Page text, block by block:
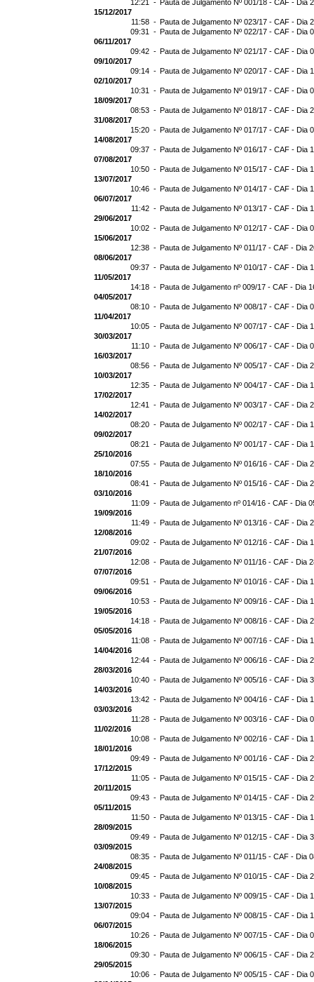
12:21 - Pauta de Julgamento Nº 001/18 - CAF - Dia
15/12/2017
11:58 - Pauta de Julgamento Nº 023/17 - CAF - Dia
09:31 - Pauta de Julgamento Nº 022/17 - CAF - Dia
06/11/2017
09:42 - Pauta de Julgamento Nº 021/17 - CAF - Dia
09/10/2017
09:14 - Pauta de Julgamento Nº 020/17 - CAF - Dia
02/10/2017
10:31 - Pauta de Julgamento Nº 019/17 - CAF - Dia
18/09/2017
08:53 - Pauta de Julgamento Nº 018/17 - CAF - Dia
31/08/2017
15:20 - Pauta de Julgamento Nº 017/17 - CAF - Dia
14/08/2017
09:37 - Pauta de Julgamento Nº 016/17 - CAF - Dia
07/08/2017
10:50 - Pauta de Julgamento Nº 015/17 - CAF - Dia
13/07/2017
10:46 - Pauta de Julgamento Nº 014/17 - CAF - Dia
06/07/2017
11:42 - Pauta de Julgamento Nº 013/17 - CAF - Dia
29/06/2017
10:02 - Pauta de Julgamento Nº 012/17 - CAF - Dia
15/06/2017
12:38 - Pauta de Julgamento Nº 011/17 - CAF - Dia
08/06/2017
09:37 - Pauta de Julgamento Nº 010/17 - CAF - Dia
11/05/2017
14:18 - Pauta de Julgamento nº 009/17 - CAF - Dia
04/05/2017
08:10 - Pauta de Julgamento Nº 008/17 - CAF - Dia
11/04/2017
10:05 - Pauta de Julgamento Nº 007/17 - CAF - Dia
30/03/2017
11:10 - Pauta de Julgamento Nº 006/17 - CAF - Dia
16/03/2017
08:56 - Pauta de Julgamento Nº 005/17 - CAF - Dia
10/03/2017
12:35 - Pauta de Julgamento Nº 004/17 - CAF - Dia
17/02/2017
12:41 - Pauta de Julgamento Nº 003/17 - CAF - Dia
14/02/2017
08:20 - Pauta de Julgamento Nº 002/17 - CAF - Dia
09/02/2017
08:21 - Pauta de Julgamento Nº 001/17 - CAF - Dia
25/10/2016
07:55 - Pauta de Julgamento Nº 016/16 - CAF - Dia
18/10/2016
08:41 - Pauta de Julgamento Nº 015/16 - CAF - Dia
03/10/2016
11:09 - Pauta de Julgamento nº 014/16 - CAF - Dia
19/09/2016
11:49 - Pauta de Julgamento Nº 013/16 - CAF - Dia
12/08/2016
09:02 - Pauta de Julgamento Nº 012/16 - CAF - Dia
21/07/2016
12:08 - Pauta de Julgamento Nº 011/16 - CAF - Dia
07/07/2016
09:51 - Pauta de Julgamento Nº 010/16 - CAF - Dia
09/06/2016
10:53 - Pauta de Julgamento Nº 009/16 - CAF - Dia
19/05/2016
14:18 - Pauta de Julgamento Nº 008/16 - CAF - Dia
05/05/2016
11:08 - Pauta de Julgamento Nº 007/16 - CAF - Dia
14/04/2016
12:44 - Pauta de Julgamento Nº 006/16 - CAF - Dia
28/03/2016
10:40 - Pauta de Julgamento Nº 005/16 - CAF - Dia
14/03/2016
13:42 - Pauta de Julgamento Nº 004/16 - CAF - Dia
03/03/2016
11:28 - Pauta de Julgamento Nº 003/16 - CAF - Dia
11/02/2016
10:08 - Pauta de Julgamento Nº 002/16 - CAF - Dia
18/01/2016
09:49 - Pauta de Julgamento Nº 001/16 - CAF - Dia
17/12/2015
11:05 - Pauta de Julgamento Nº 015/15 - CAF - Dia
20/11/2015
09:43 - Pauta de Julgamento Nº 014/15 - CAF - Dia
05/11/2015
11:50 - Pauta de Julgamento Nº 013/15 - CAF - Dia
28/09/2015
09:49 - Pauta de Julgamento Nº 012/15 - CAF - Dia
03/09/2015
08:35 - Pauta de Julgamento Nº 011/15 - CAF - Dia
24/08/2015
09:45 - Pauta de Julgamento Nº 010/15 - CAF - Dia
10/08/2015
10:33 - Pauta de Julgamento Nº 009/15 - CAF - Dia
13/07/2015
09:04 - Pauta de Julgamento Nº 008/15 - CAF - Dia
06/07/2015
10:26 - Pauta de Julgamento Nº 007/15 - CAF - Dia
18/06/2015
09:30 - Pauta de Julgamento Nº 006/15 - CAF - Dia
29/05/2015
10:06 - Pauta de Julgamento Nº 005/15 - CAF - Dia